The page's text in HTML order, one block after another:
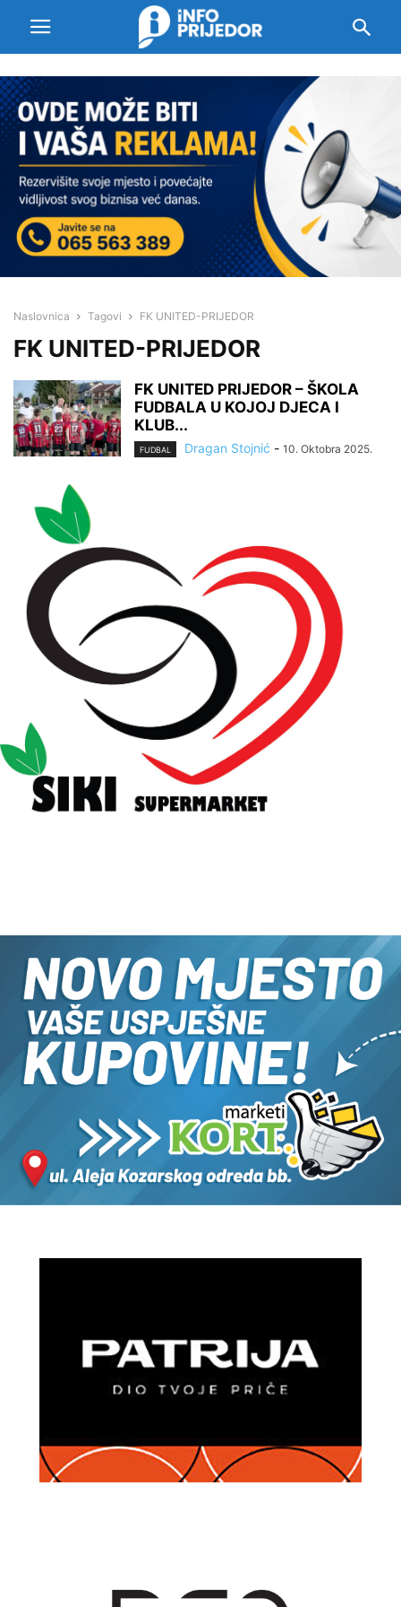
Naslovnica Tagovi FK UNITED-PRIJEDOR
FK UNITED-PRIJEDOR
FK UNITED PRIJEDOR – ŠKOLA
FUDBALA U KOJOJ DJECA I
KLUB...
FUDBAL Dragan Stojnić - 10. Oktobra 2025.